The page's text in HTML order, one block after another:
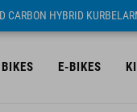
CARBON HYBRID
BIKES E-BIKES